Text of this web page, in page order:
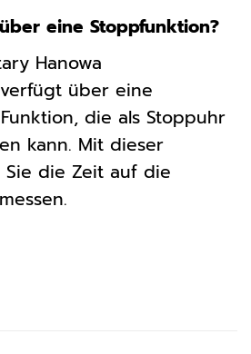
eine Stoppfunktion?
Hanowa
verfügt über eine
die als Stoppuhr
kann. Mit dieser
Sie die Zeit auf die